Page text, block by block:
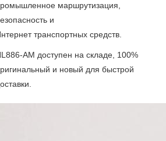
маршрутизация,
и
транспортных средств.
AM доступен на складе, 100%
и новый для быстрой